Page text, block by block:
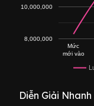
Mức
mới vào
8,000,000
10,000,000
Diễn Giải Nhanh